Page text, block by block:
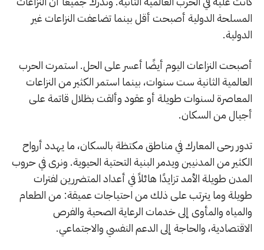
المسلحة الدولية أصبحت أقل بينما تضاعفت النزاعات غير
الدولية.
أصبحت النزاعات اليوم أيضًا أعسر على الحل. استمرت الحرب
العالمية الثانية ست سنوات، بينما استمر الكثير من النزاعات
المعاصرة لسنوات طويلة أو عقود وألقت بظلال قاتمة على
أجيال من السكان.
تدور رحى المعارك في مناطق مكتظة بالسكان، ما يهدد أرواح
الكثير من المدنيين ويدمر البنية التحتية الحيوية. ونرى في حروب
المدن طويلة الأمد تزايدًا هائلاً في أعداد المتضررين لفترات
طويلة وما يترتب على ذلك من احتياجات عميقة: من الطعام
والمياه والمأوى إلى خدمات الرعاية الصحية والفرص
الاقتصادية، والحاجة إلى الدعم النفسي والاجتماعي.